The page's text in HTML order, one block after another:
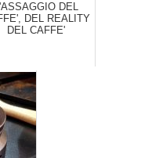
DEL
DEL REALITY
DEL CAFFE'